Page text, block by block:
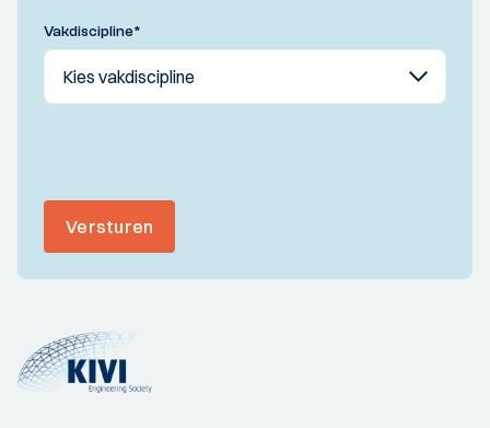
Vakdiscipline*
Versturen